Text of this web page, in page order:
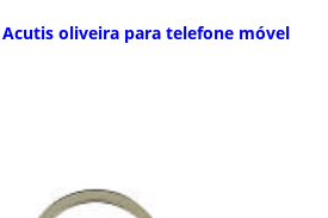
oliveira para telefone móvel